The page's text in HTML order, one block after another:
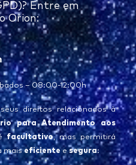
Entre em
Orion:
– 08:00-12:00h
direitos relacionados à
para Atendimento aos
facultativo, mas permitirá
maiseficientee segura: